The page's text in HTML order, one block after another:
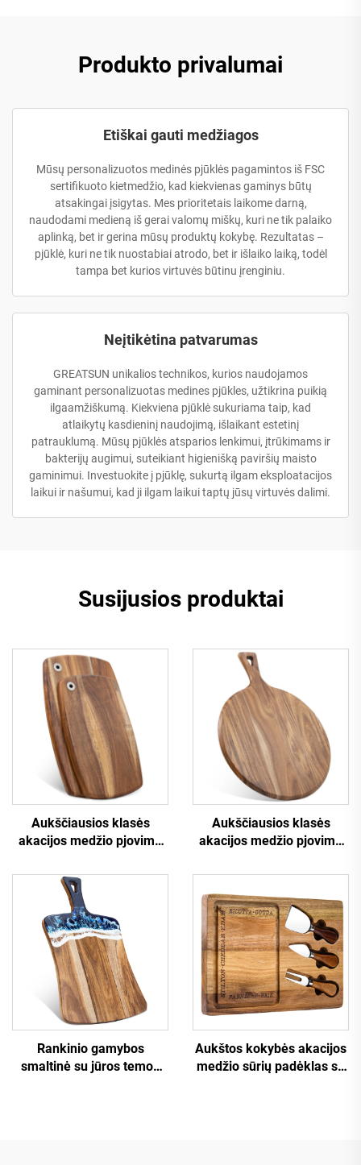
Produkto privalumai
Etiškai gauti medžiagos
Mūsų personalizuotos medinės pjūklės pagamintos iš FSC
sertifikuoto kietmedžio, kad kiekvienas gaminys būtų
atsakingai įsigytas. Mes prioritetais laikome darną,
naudodami medieną iš gerai valomų miškų, kuri ne tik palaiko
aplinką, bet ir gerina mūsų produktų kokybę. Rezultatas –
pjūklė, kuri ne tik nuostabiai atrodo, bet ir išlaiko laiką, todėl
tampa bet kurios virtuvės būtinu įrenginiu.
Neįtikėtina patvarumas
GREATSUN unikalios technikos, kurios naudojamos
gaminant personalizuotas medines pjūkles, užtikrina puikią
ilgaamžiškumą. Kiekviena pjūklė sukuriama taip, kad
atlaikytų kasdieninį naudojimą, išlaikant estetinį
patrauklumą. Mūsų pjūklės atsparios lenkimui, įtrūkimams ir
bakterijų augimui, suteikiant higienišką paviršių maisto
gaminimui. Investuokite į pjūklę, sukurtą ilgam eksploatacijos
laikui ir našumui, kad ji ilgam laikui taptų jūsų virtuvės dalimi.
Susijusios produktai
Aukščiausios klasės
akacijos medžio pjovimo
aukštu
Aukščiausios klasės
akacijos medžio pjovimo
Rankinio gamybos
smaltinė su jūros temos
Aukštos kokybės akacijos
medžio sūrių padėklas su